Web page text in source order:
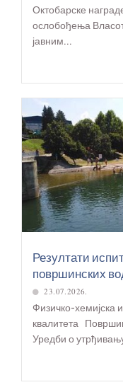
Октобарске
ослобођења
јавним...
Резултати
површинских
23.07.2026.
Физичко-хемијска
квалитета
Уредби о